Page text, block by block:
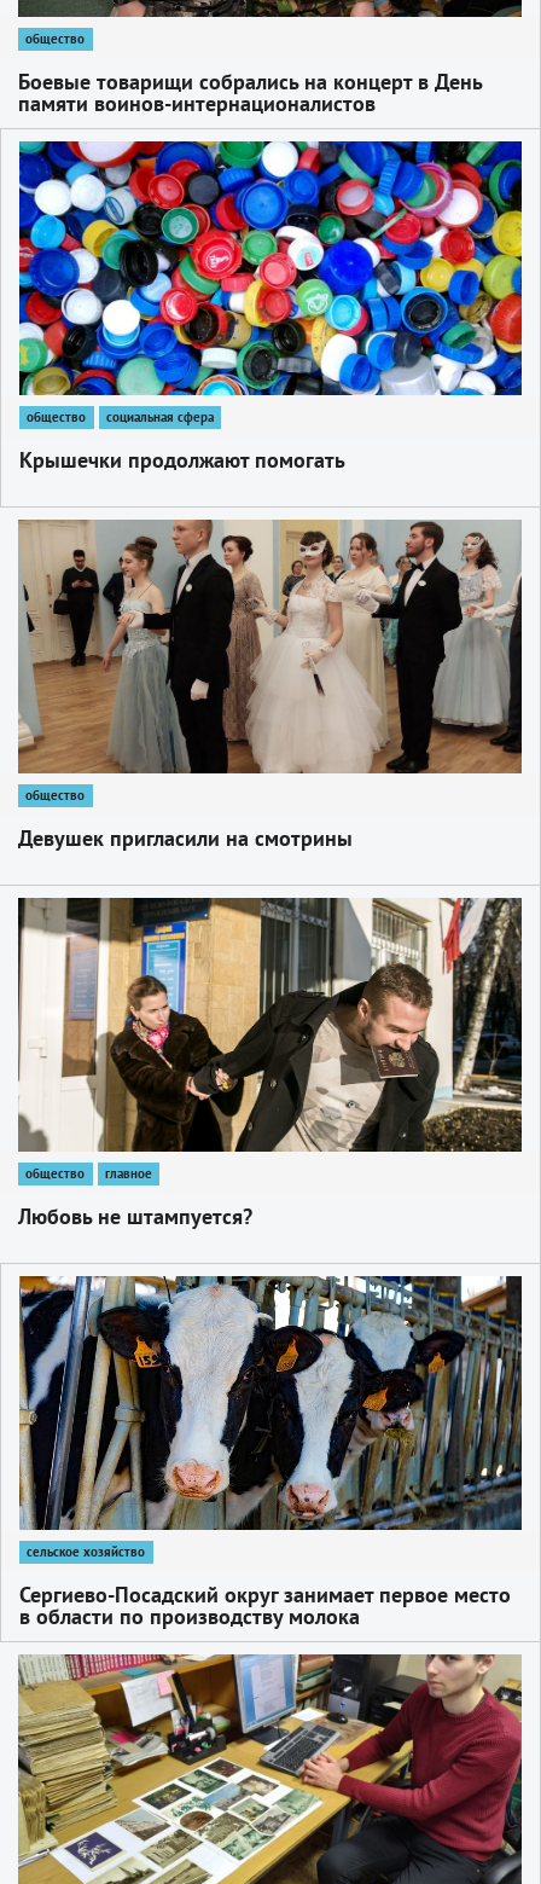
общество
Боевые товарищи собрались на концерт в День
памяти воинов­-интернационалистов
1
общество социальная сфера
Крышечки продолжают помогать
1
общество
Девушек пригласили на смотрины
1
общество главное
Любовь не штампуется?
1
сельское хозяйство
Сергиево-Посадский округ занимает первое место
в области по производству молока
1